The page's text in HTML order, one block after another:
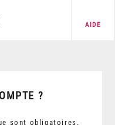
AIDE
?
sont obligatoires.